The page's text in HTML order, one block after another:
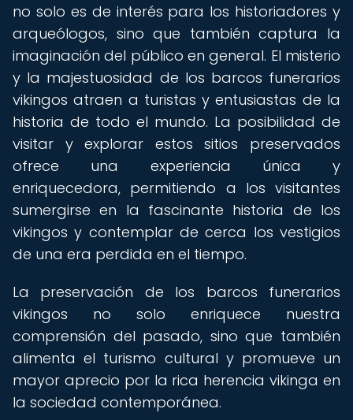
no solo es de interés para los historiadores y
arqueólogos, sino que también captura la
imaginación del público en general. El misterio
y la majestuosidad de los barcos funerarios
vikingos atraen a turistas y entusiastas de la
historia de todo el mundo. La posibilidad de
visitar y explorar estos sitios preservados
ofrece una experiencia única y
enriquecedora, permitiendo a los visitantes
sumergirse en la fascinante historia de los
vikingos y contemplar de cerca los vestigios
de una era perdida en el tiempo.
La preservación de los barcos funerarios
vikingos no solo enriquece nuestra
comprensión del pasado, sino que también
alimenta el turismo cultural y promueve un
mayor aprecio por la rica herencia vikinga en
la sociedad contemporánea.